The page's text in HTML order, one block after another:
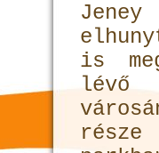
is
lévő